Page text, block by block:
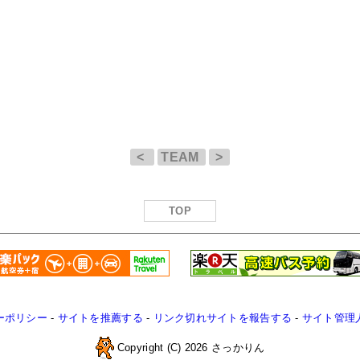
< TEAM >
TOP
ポリシー - サイトを推薦する - リンク切れサイトを報告する - サイト管理
Copyright (C) 2026 さっかりん